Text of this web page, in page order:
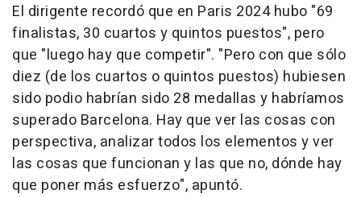
El dirigente recordó que en Paris 2024 hubo "69
finalistas, 30 cuartos y quintos puestos", pero
que "luego hay que competir". "Pero con que sólo
diez (de los cuartos o quintos puestos) hubiesen
sido podio habrían sido 28 medallas y habríamos
superado Barcelona. Hay que ver las cosas con
perspectiva, analizar todos los elementos y ver
las cosas que funcionan y las que no, dónde hay
que poner más esfuerzo", apuntó.